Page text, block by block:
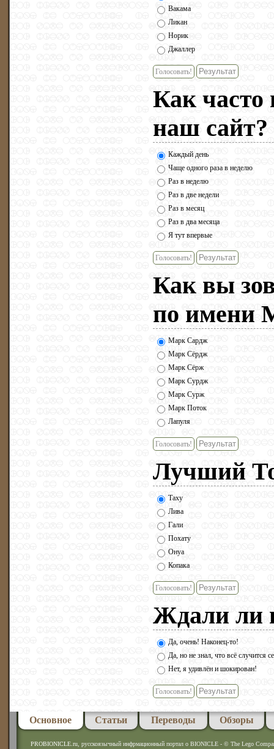
Вакама
Ликан
Норик
Джаллер
Голосовать!
Как часто
наш сайт?
Каждый день
Чаще одного раза в неделю
Раз в неделю
Раз в две недели
Раз в месяц
Раз в два месяца
Я тут впервые
Голосовать!
Как вы
по имени
Марк Сардж
Марк Сёрдж
Марк Сёрж
Марк Сурдж
Марк Сурж
Марк Поток
Лапуля
Голосовать!
Лучший
Таху
Лива
Гали
Похату
Онуа
Копака
Голосовать!
Ждали ли
Да, очень! Наконец-то!
Да, но не знал, что всё случится
Нет, я удивлён и шокирован!
Голосовать!
Основное Статьи Переводы Обзоры
PROBIONICLE.ru , русскоязычный инфрмационный портал о BIONICLE - © The Lego